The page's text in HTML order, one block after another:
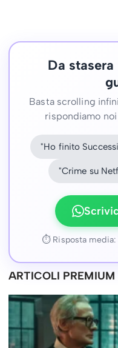
Da
Basta scrolling
rispondiamo
"Ho finito
"Crime su
⏱ Risposta media:
ARTICOLI PREMIUM